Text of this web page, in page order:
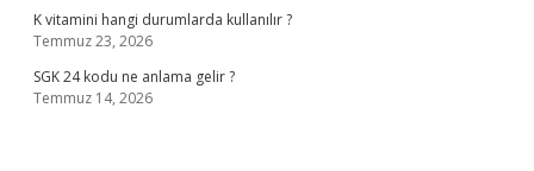
K vitamini hangi durumlarda kullanılır ?
Temmuz 23, 2026
SGK 24 kodu ne anlama gelir ?
Temmuz 14, 2026